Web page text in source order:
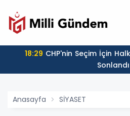
18:29
Sonlandı
Anasayfa SİYASET